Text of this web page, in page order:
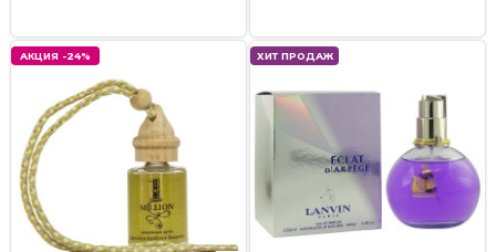
АКЦИЯ -24% ХИТ ПРОДАЖ